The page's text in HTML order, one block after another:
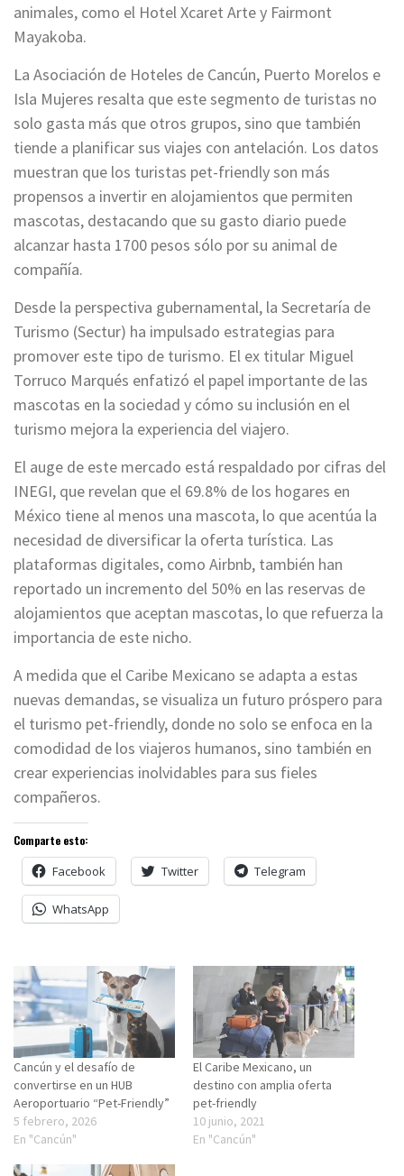
animales, como el Hotel Xcaret Arte y Fairmont
Mayakoba.
La Asociación de Hoteles de Cancún, Puerto Morelos e
Isla Mujeres resalta que este segmento de turistas no
solo gasta más que otros grupos, sino que también
tiende a planificar sus viajes con antelación. Los datos
muestran que los turistas pet-friendly son más
propensos a invertir en alojamientos que permiten
mascotas, destacando que su gasto diario puede
alcanzar hasta 1700 pesos sólo por su animal de
compañía.
Desde la perspectiva gubernamental, la Secretaría de
Turismo (Sectur) ha impulsado estrategias para
promover este tipo de turismo. El ex titular Miguel
Torruco Marqués enfatizó el papel importante de las
mascotas en la sociedad y cómo su inclusión en el
turismo mejora la experiencia del viajero.
El auge de este mercado está respaldado por cifras del
INEGI, que revelan que el 69.8% de los hogares en
México tiene al menos una mascota, lo que acentúa la
necesidad de diversificar la oferta turística. Las
plataformas digitales, como Airbnb, también han
reportado un incremento del 50% en las reservas de
alojamientos que aceptan mascotas, lo que refuerza la
importancia de este nicho.
A medida que el Caribe Mexicano se adapta a estas
nuevas demandas, se visualiza un futuro próspero para
el turismo pet-friendly, donde no solo se enfoca en la
comodidad de los viajeros humanos, sino también en
crear experiencias inolvidables para sus fieles
compañeros.
Comparte esto:
Facebook Twitter Telegram
WhatsApp
Cancún y el desafío de
convertirse en un HUB
Aeroportuario “Pet-Friendly”
5 febrero, 2026
En "Cancún"
El Caribe Mexicano, un
destino con amplia oferta
pet-friendly
10 junio, 2021
En "Cancún"